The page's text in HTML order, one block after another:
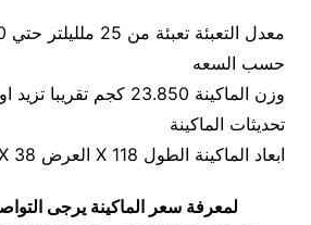
حسب السعه
وزن الماكينة 23.850 كجم
تحديثات الماكينة
ابعاد الماكينة الطول 118 X العرض 38 X الارتفاع 38 سم
لمعرفة سعر الماكينة يرجى